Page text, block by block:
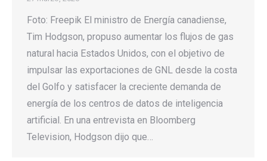
Foto: Freepik El ministro de Energía canadiense,
Tim Hodgson, propuso aumentar los flujos de gas
natural hacia Estados Unidos, con el objetivo de
impulsar las exportaciones de GNL desde la costa
del Golfo y satisfacer la creciente demanda de
energía de los centros de datos de inteligencia
artificial. En una entrevista en Bloomberg
Television, Hodgson dijo que…